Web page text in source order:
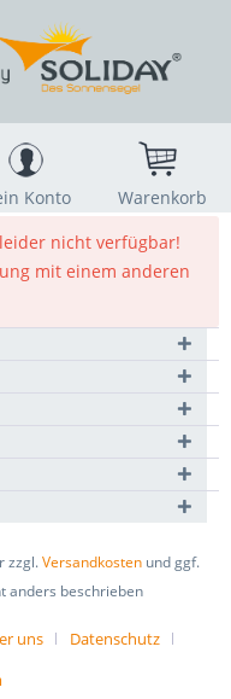
Konto
Warenkorb
nicht verfügbar!
mit einem anderen
zzgl.Versandkosten und ggf.
anders beschrieben
uns
Datenschutz